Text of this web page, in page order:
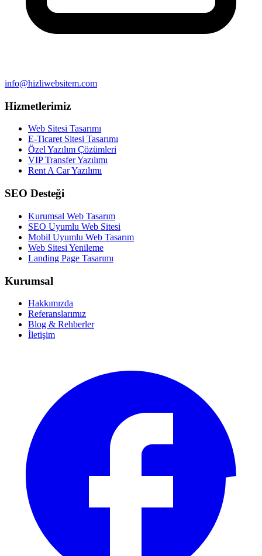
info@hizliwebsitem.com
Hizmetlerimiz
Web Sitesi Tasarımı
E-Ticaret Sitesi Tasarımı
Özel Yazılım Çözümleri
VIP Transfer Yazılımı
Rent A Car Yazılımı
SEO Desteği
Kurumsal Web Tasarım
SEO Uyumlu Web Sitesi
Mobil Uyumlu Web Tasarım
Web Sitesi Yenileme
Landing Page Tasarımı
Kurumsal
Hakkımızda
Referanslarımız
Blog & Rehberler
İletişim